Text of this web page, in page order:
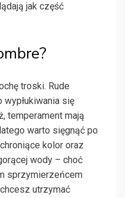
jak część
troski. Rude
wypłukiwania się
temperament mają
warto sięgnąć po
kolor oraz
wody – choć
sprzymierzeńcem
utrzymać